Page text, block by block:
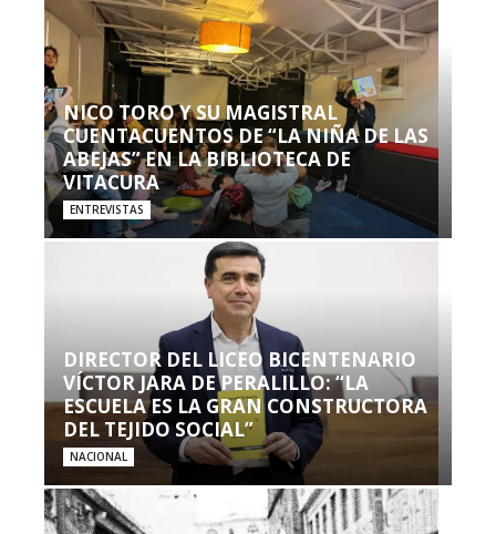
NICO TORO Y SU MAGISTRAL
CUENTACUENTOS DE “LA NIÑA DE LAS
ABEJAS” EN LA BIBLIOTECA DE
VITACURA
ENTREVISTAS
DIRECTOR DEL LICEO BICENTENARIO
VÍCTOR JARA DE PERALILLO: “LA
ESCUELA ES LA GRAN CONSTRUCTORA
DEL TEJIDO SOCIAL”
NACIONAL